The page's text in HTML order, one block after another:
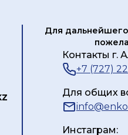
Для
Контакты г.
+7 (727)
Для общих
Инстаграм: